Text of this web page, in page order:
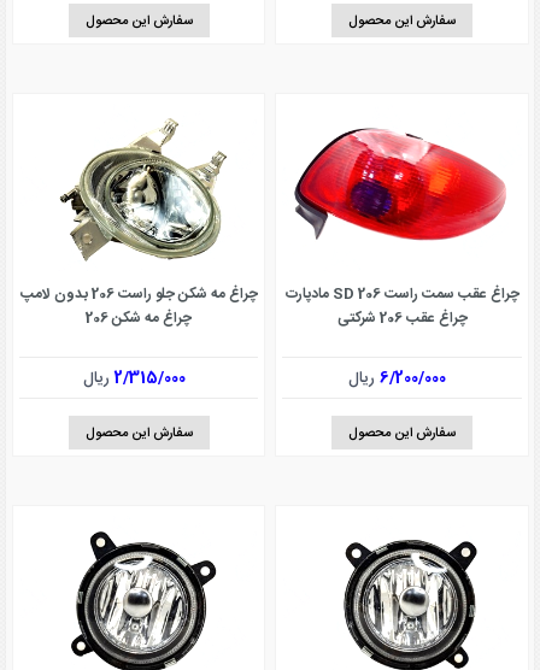
سفارش این محصول سفارش این محصول
چراغ عقب سمت راست 206 SD مادپارت
چراغ عقب 206 شرکتی
6/200/000ریال
سفارش این محصول
چراغ مه شکن جلو راست 206 بدون لامپ
چراغ مه شکن 206
2/315/000ریال
سفارش این محصول